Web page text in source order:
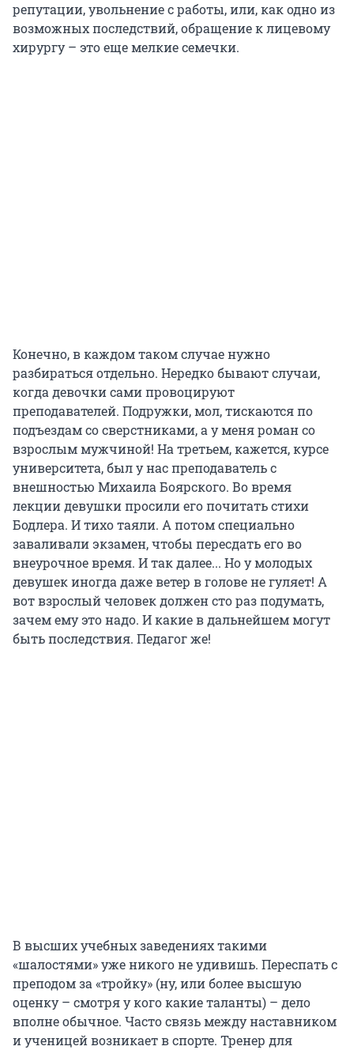
репутации, увольнение с работы, или, как одно из
возможных последствий, обращение к лицевому
хирургу – это еще мелкие семечки.
Конечно, в каждом таком случае нужно
разбираться отдельно. Нередко бывают случаи,
когда девочки сами провоцируют
преподавателей. Подружки, мол, тискаются по
подъездам со сверстниками, а у меня роман со
взрослым мужчиной! На третьем, кажется, курсе
университета, был у нас преподаватель с
внешностью Михаила Боярского. Во время
лекции девушки просили его почитать стихи
Бодлера. И тихо таяли. А потом специально
заваливали экзамен, чтобы пересдать его во
внеурочное время. И так далее... Но у молодых
девушек иногда даже ветер в голове не гуляет! А
вот взрослый человек должен сто раз подумать,
зачем ему это надо. И какие в дальнейшем могут
быть последствия. Педагог же!
В высших учебных заведениях такими
«шалостями» уже никого не удивишь. Переспать с
преподом за «тройку» (ну, или более высшую
оценку – смотря у кого какие таланты) – дело
вполне обычное. Часто связь между наставником
и ученицей возникает в спорте. Тренер для